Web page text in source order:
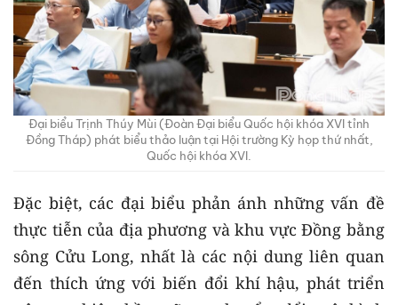
Đại biểu Trịnh Thúy Mùi (Đoàn Đại biểu Quốc hội khóa XVI tỉnh
Đồng Tháp) phát biểu thảo luận tại Hội trường Kỳ họp thứ nhất,
Quốc hội khóa XVI.
Đặc biệt, các đại biểu phản ánh những vấn đề
thực tiễn của địa phương và khu vực Đồng bằng
sông Cửu Long, nhất là các nội dung liên quan
đến thích ứng với biến đổi khí hậu, phát triển